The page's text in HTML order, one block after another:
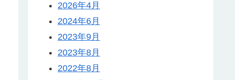
2026年4月
2024年6月
2023年9月
2023年8月
2022年8月